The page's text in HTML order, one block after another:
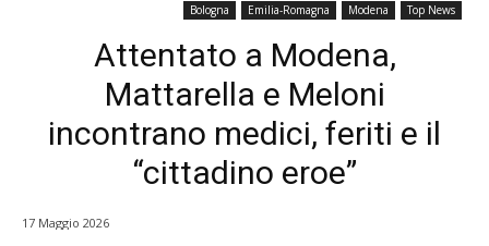
Bologna Emilia-Romagna Modena Top News
Attentato a Modena,
Mattarella e Meloni
incontrano medici, feriti e il
“cittadino eroe”
17 Maggio 2026